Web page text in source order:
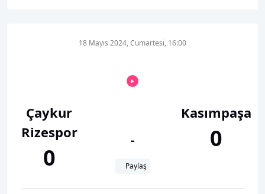
Çaykur
Rizespor
0
18 Mayıs 2024, Cumartesi, 16:00
-
Paylaş
Kasımpaşa
0